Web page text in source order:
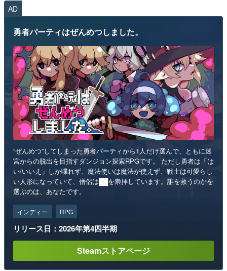
AD
勇者パーティはぜんめつしました。
“ぜんめつ”してしまった勇者パーティから1人だけ選んで、ともに迷
宮からの脱出を目指すダンジョン探索RPGです。 ただし勇者は「は
い/いいえ」しか喋れず、魔法使いは魔法が使えず、戦士は可愛らし
い人形になっていて、僧侶は██を崇拝しています。誰を救うのかを
選ぶのは、あなたです。
インディー RPG
リリース日：2026年第4四半期
Steamストアページ